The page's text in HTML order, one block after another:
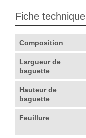
Fiche technique
Composition
Largueur de
baguette
Hauteur de
baguette
Feuillure